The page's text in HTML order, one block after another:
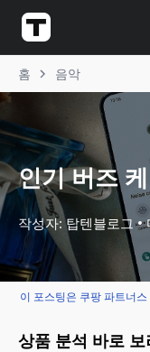
홈 음악
인기 버즈
작성자: 탑텐블로그
이 포스팅은 쿠팡 파트너
상품 분석 바로 보